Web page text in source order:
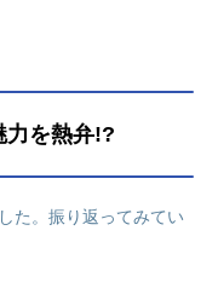
イン〜」が開催され
人総会」や「ニャー
！ アドリブ劇」に
力を熱弁!?
た。振り返ってみてい